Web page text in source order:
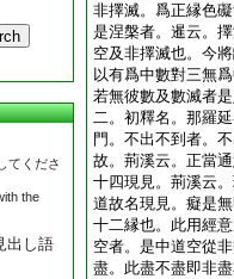
てくださ
the
出し語
非擇滅。爲正縁色
是涅槃者。暹云。
空及非擇滅也。今
以有爲中數對三無
若無彼數及數滅者
二。初釋名。那羅
門。不出不到者。
故。荊溪云。正當
十四現見。荊溪云
道故名現見。癡是
十二縁也。此用經
空者。是中道空從
盡。此盡不盡即非